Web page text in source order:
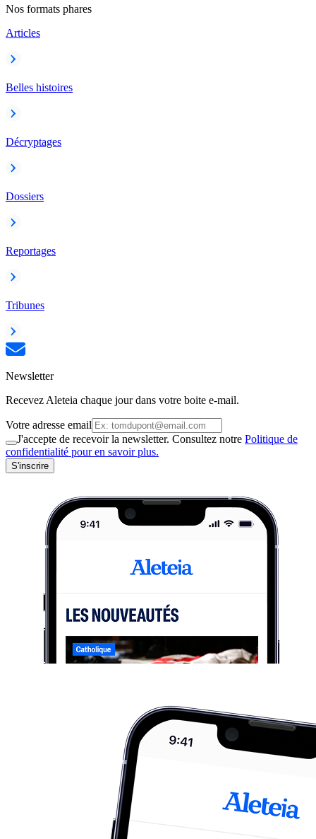
Nos formats phares
Articles
Belles histoires
Décryptages
Dossiers
Reportages
Tribunes
Newsletter
Recevez Aleteia chaque jour dans votre boite e-mail.
Votre adresse email
J'accepte de recevoir la newsletter. Consultez notre Politique de
confidentialité pour en savoir plus.
S'inscrire